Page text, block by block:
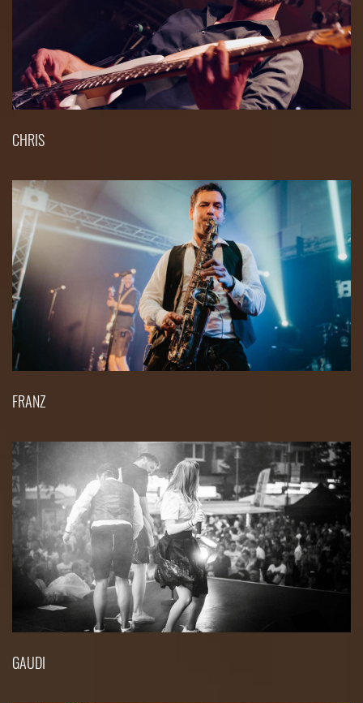
CHRIS
FRANZ
GAUDI